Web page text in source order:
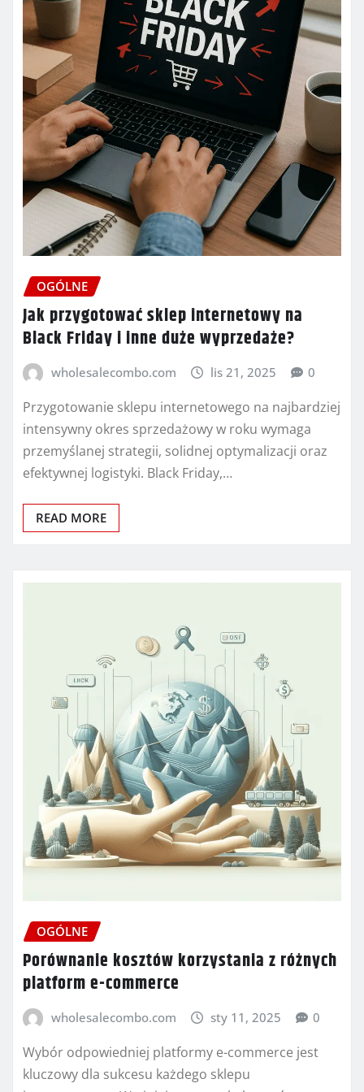
OGÓLNE
Jak przygotować sklep internetowy na
Black Friday i inne duże wyprzedaże?
wholesalecombo.com lis 21, 2025 0
Przygotowanie sklepu internetowego na najbardziej
intensywny okres sprzedażowy w roku wymaga
przemyślanej strategii, solidnej optymalizacji oraz
efektywnej logistyki. Black Friday,…
READ MORE
OGÓLNE
Porównanie kosztów korzystania z różnych
platform e-commerce
wholesalecombo.com sty 11, 2025 0
Wybór odpowiedniej platformy e-commerce jest
kluczowy dla sukcesu każdego sklepu